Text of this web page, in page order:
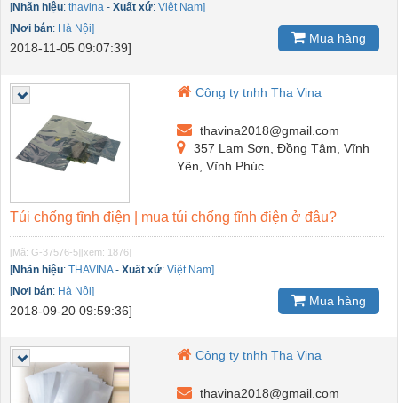
[Nhãn hiệu: thavina - Xuất xứ: Việt Nam]
[Nơi bán: Hà Nội]
2018-11-05 09:07:39]
Mua hàng
Công ty tnhh Tha Vina
thavina2018@gmail.com
357 Lam Sơn, Đồng Tâm, Vĩnh
Yên, Vĩnh Phúc
Túi chống tĩnh điện | mua túi chống tĩnh điện ở đâu?
[Mã: G-37576-5] [xem: 1876]
[Nhãn hiệu: THAVINA- Xuất xứ: Việt Nam]
[Nơi bán: Hà Nội]
2018-09-20 09:59:36]
Mua hàng
Công ty tnhh Tha Vina
thavina2018@gmail.com